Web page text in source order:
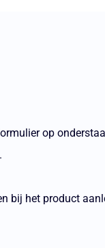
op
bij het product